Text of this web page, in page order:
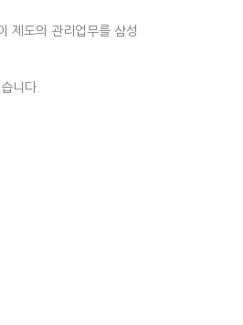
제도의 관리업무를 삼성
니다.